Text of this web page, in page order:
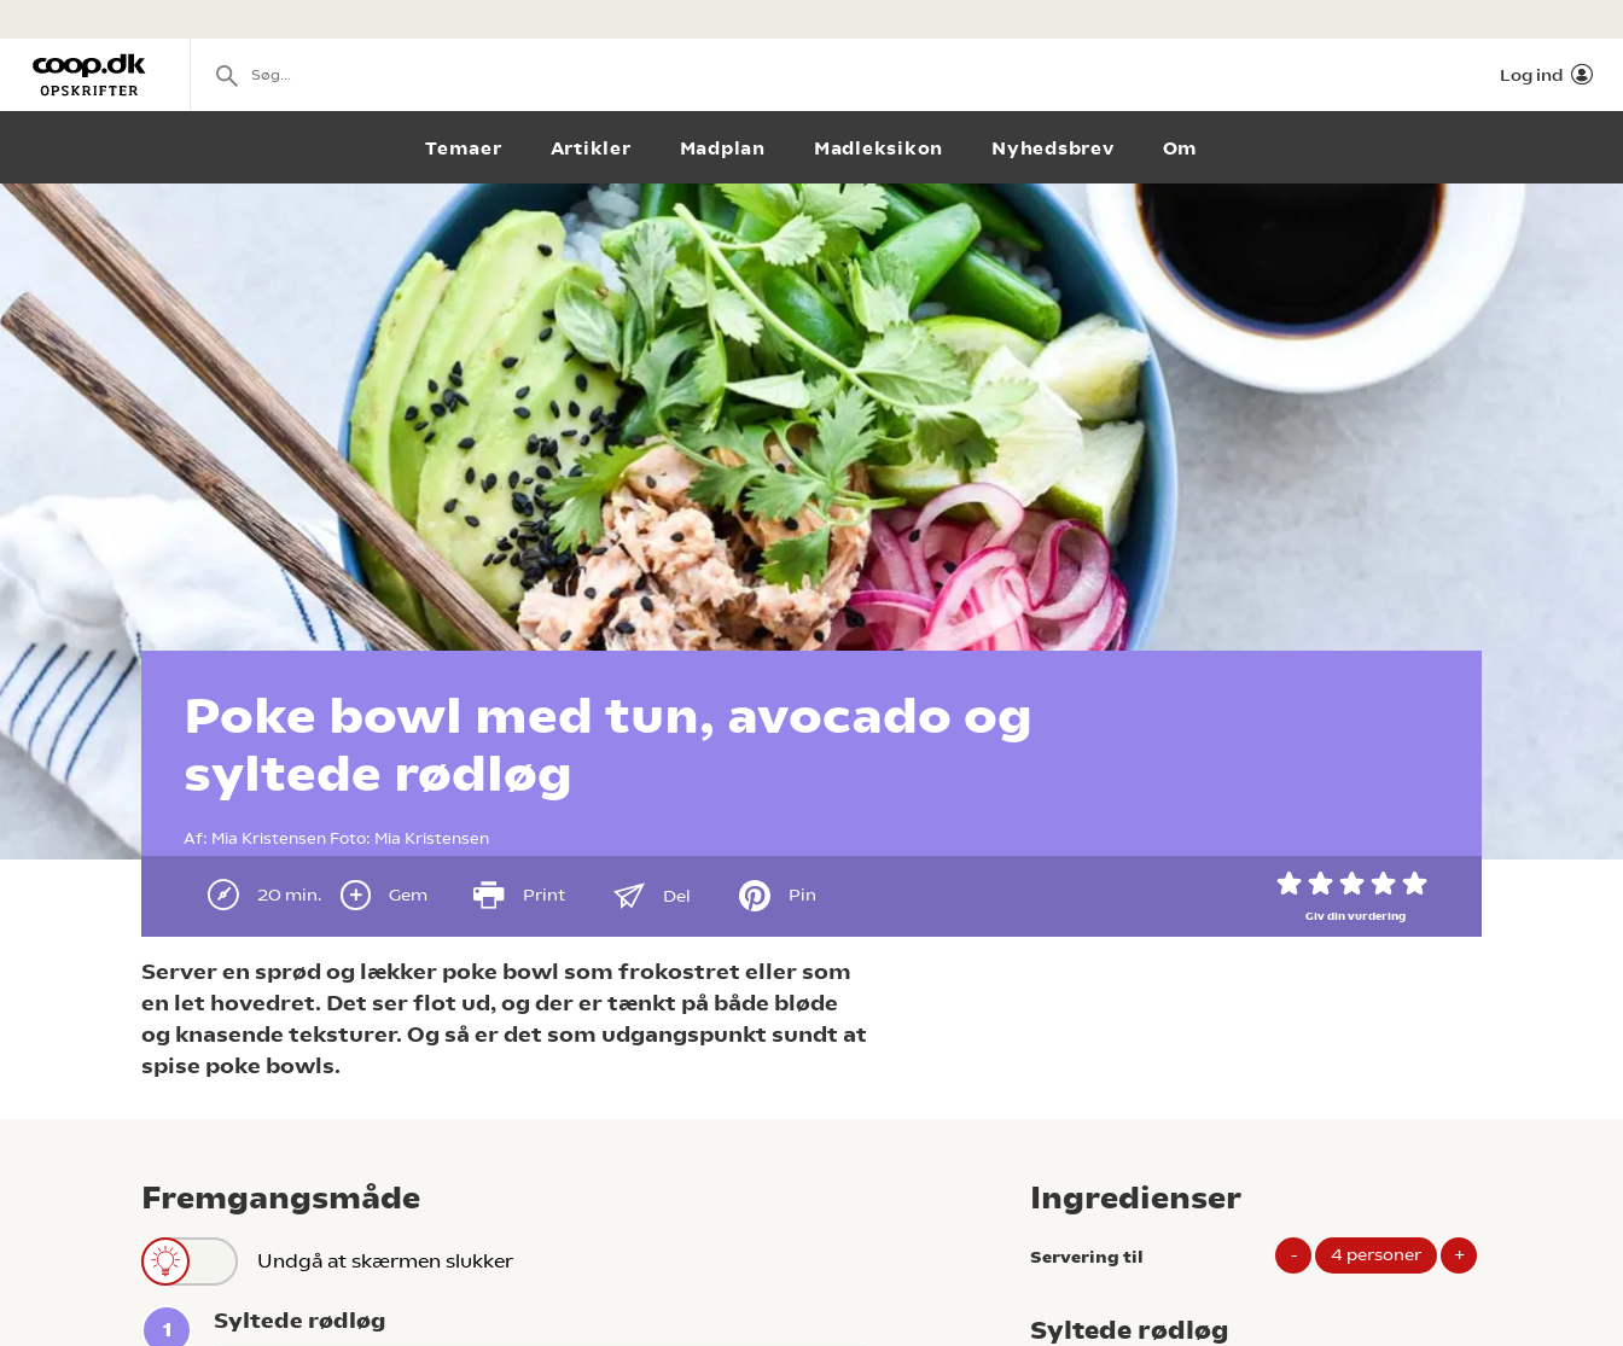
Log ind
Temaer Artikler Madplan Madleksikon Nyhedsbrev Om
Poke bowl med tun, avocado og
syltede rødløg
Af: Mia Kristensen Foto: Mia Kristensen
20 min. Gem Print Del Pin
Giv din vurdering
Server en sprød og lækker poke bowl som frokostret eller som
en let hovedret. Det ser flot ud, og der er tænkt på både bløde
og knasende teksturer. Og så er det som udgangspunkt sundt at
spise poke bowls.
Fremgangsmåde
Undgå at skærmen slukker
Syltede rødløg
Ingredienser
Servering til - 4 personer +
Syltede rødløg